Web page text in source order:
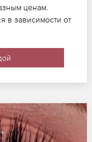
ценам.
в зависимости от